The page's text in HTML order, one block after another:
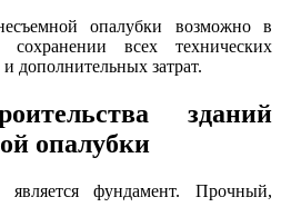
опалубки возможно в
всех технических
дополнительных затрат.
зданий
опалубки
является фундамент. Прочный,